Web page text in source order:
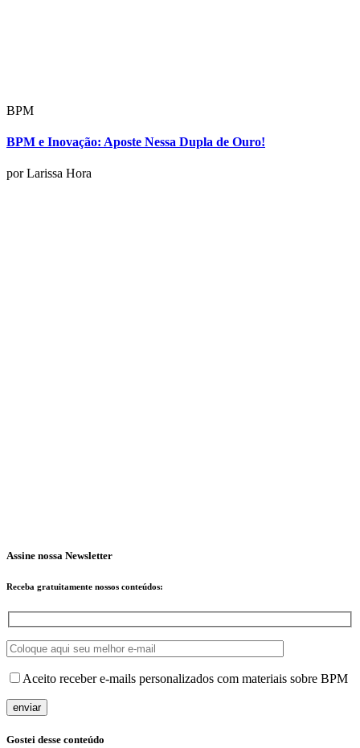
BPM
BPM e Inovação: Aposte Nessa Dupla de Ouro!
por Larissa Hora
Assine nossa Newsletter
Receba gratuitamente nossos conteúdos:
Aceito receber e-mails personalizados com materiais sobre BPM
Gostei desse conteúdo